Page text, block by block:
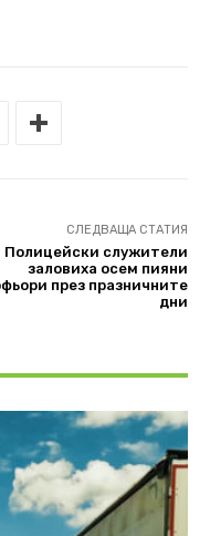
СЛЕДВАЩА СТАТИЯ
Полицейски служители
заловиха осем пияни
през празничните
дни